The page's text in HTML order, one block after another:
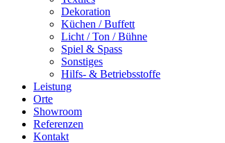
Dekoration
Küchen / Buffett
Licht / Ton / Bühne
Spiel & Spass
Sonstiges
Hilfs- & Betriebsstoffe
Leistung
Orte
Showroom
Referenzen
Kontakt